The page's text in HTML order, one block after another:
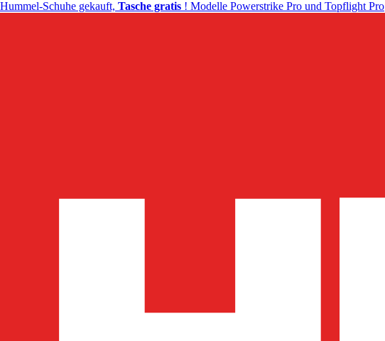
Hummel-Schuhe gekauft, Tasche gratis ! Modelle Powerstrike Pro und Topflight Pro